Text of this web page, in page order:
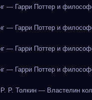
— Гарри Поттер и
— Гарри Поттер и
— Гарри Поттер и
— Гарри Поттер и
Р. Толкин — Властелин